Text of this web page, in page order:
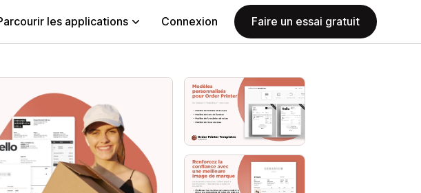
les applications Connexion Faire un essai gratuit